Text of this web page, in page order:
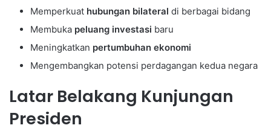
Memperkuat hubungan bilateral di berbagai bidang
Membuka peluang investasi baru
Meningkatkan pertumbuhan ekonomi
Mengembangkan potensi perdagangan kedua negara
Latar Belakang Kunjungan
Presiden